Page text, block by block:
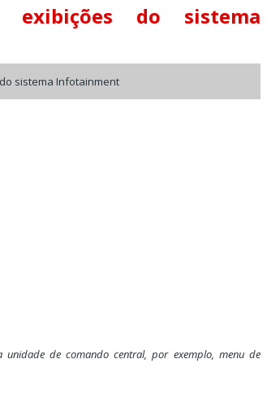
exibições do sistema
sistema Infotainment
de comando central, por exemplo, menu de